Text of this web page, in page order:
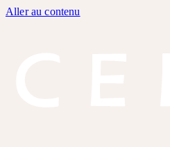
Aller au contenu